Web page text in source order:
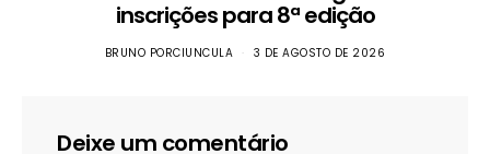
inscrições para 8ª edição
BRUNO PORCIUNCULA 3 DE AGOSTO DE 2026
Deixe um comentário